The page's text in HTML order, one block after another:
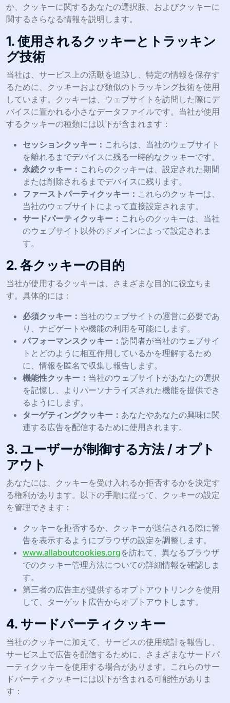
か、クッキーに関するあなたの選択肢、およびクッキーに
関するさらなる情報を説明します。
1. 使用されるクッキーとトラッキン
グ技術
当社は、サービス上の活動を追跡し、特定の情報を保存す
るために、クッキーおよび類似のトラッキング技術を使用
しています。クッキーは、ウェブサイトを訪問した際にデ
バイスに置かれる小さなデータファイルです。当社が使用
するクッキーの種類には以下が含まれます：
セッションクッキー： これらは、当社のウェブサイト
を離れるまでデバイスに残る一時的なクッキーです。
永続クッキー： これらのクッキーは、設定された期間
または削除されるまでデバイスに残ります。
ファーストパーティクッキー： これらのクッキーは、
当社のウェブサイトによって直接設定されます。
サードパーティクッキー： これらのクッキーは、当社
のウェブサイト以外のドメインによって設定されま
す。
2. 各クッキーの目的
当社が使用するクッキーは、さまざまな目的に役立ちま
す。具体的には：
必須クッキー： 当社のウェブサイトの運営に必要であ
り、ナビゲートや機能の利用を可能にします。
パフォーマンスクッキー： 訪問者が当社のウェブサイ
トとどのように相互作用しているかを理解するため
に、情報を匿名で収集し報告します。
機能性クッキー： 当社のウェブサイトがあなたの選択
を記憶し、よりパーソナライズされた機能を提供でき
るようにします。
ターゲティングクッキー： あなたやあなたの興味に関
連する広告を配信するために使用されます。
3. ユーザーが制御する方法 / オプト
アウト
あなたには、クッキーを受け入れるか拒否するかを決定す
る権利があります。以下の手順に従って、クッキーの設定
を管理できます：
クッキーを拒否するか、クッキーが送信される際に警
告を表示するようにブラウザの設定を調整します。
www.allaboutcookies.orgを訪れて、異なるブラウザ
でのクッキー管理方法についての詳細情報を確認しま
す。
第三者の広告主が提供するオプトアウトリンクを使用
して、ターゲット広告からオプトアウトします。
4. サードパーティクッキー
当社のクッキーに加えて、サービスの使用統計を報告し、
サービス上で広告を配信するために、さまざまなサードパ
ーティクッキーを使用する場合があります。これらのサー
ドパーティクッキーには以下が含まれる可能性がありま
す：